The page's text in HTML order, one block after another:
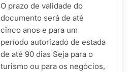
O prazo de validade do
documento será de até
cinco anos e para um
período autorizado de estada
de até 90 dias Seja para o
turismo ou para os negócios,